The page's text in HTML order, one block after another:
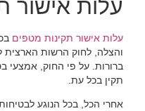
עלות אישור
עלות אישור תקינות מטפים
והצלה, לחוק הרשות הארצית
ברורות. על פי החוק, אמצעי
תקין בכל עת.
אחרי הכל, בכל הנוגע